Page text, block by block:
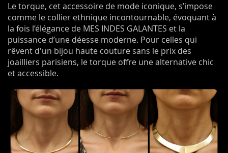
Le torque, cet accessoire de mode iconique, s’impose
comme le collier ethnique incontournable, évoquant à
la fois l’élégance de MES INDES GALANTES et la
puissance d’une déesse moderne. Pour celles qui
rêvent d'un bijou haute couture sans le prix des
joailliers parisiens, le torque offre une alternative chic
et accessible.